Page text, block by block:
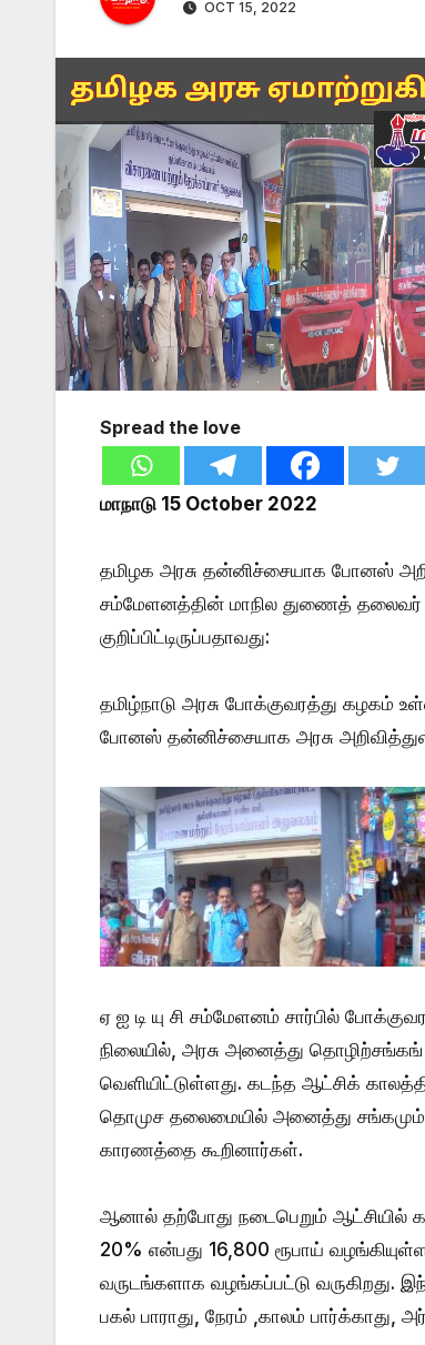
OCT 15, 2022
Spread the love
மாநாடு 15 October 2022
தமிழக அரசு தன்னிச்சையாக போனஸ்
சம்மேளனத்தின் மாநில துணைத் தலைவர்
குறிப்பிட்டிருப்பதாவது:
தமிழ்நாடு அரசு போக்குவரத்து கழகம்
போனஸ் தன்னிச்சையாக அரசு
ஏ ஐ டி யு சி சம்மேளனம் சார்பில்
நிலையில், அரசு அனைத்து
வெளியிட்டுள்ளது. கடந்த ஆட்சிக்
தொமுச தலைமையில் அனைத்து
காரணத்தை கூறினார்கள்.
ஆனால் தற்போது நடைபெறும் ஆட்சியில்
20% என்பது 16,800 ரூபாய்
வருடங்களாக வழங்கப்பட்டு
பகல் பாராது, நேரம் ,காலம் பார்க்காது,